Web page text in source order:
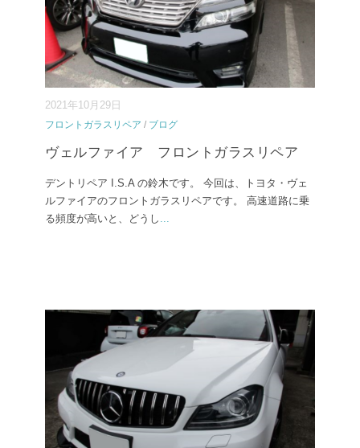
2021年10月29日
フロントガラスリペア / ブログ
ヴェルファイア フロントガラスリペア
デントリペア I.S.A の鈴木です。 今回は、トヨタ・ヴェ
ルファイアのフロントガラスリペアです。 高速道路に乗
る頻度が高いと、どうし ...